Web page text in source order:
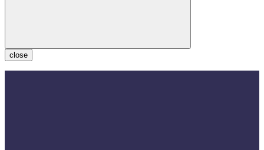
close